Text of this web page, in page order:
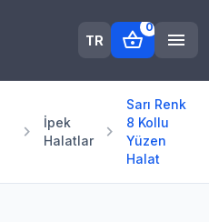
TR shopping_basket
0
menu
chevron_right
İpek
Halatlar
chevron_right
Sarı Renk
8 Kollu
Yüzen
Halat